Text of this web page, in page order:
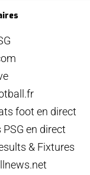
foot en direct
PSG en direct
& Fixtures